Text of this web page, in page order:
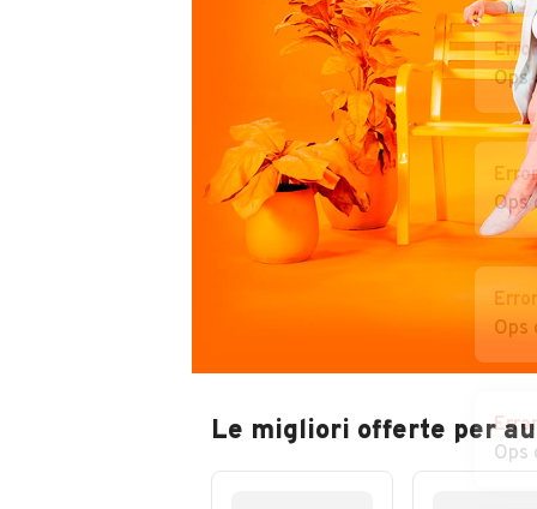
Le migliori offerte per
Error
Ops
Error
Ops
Error
Ops
Error
Ops